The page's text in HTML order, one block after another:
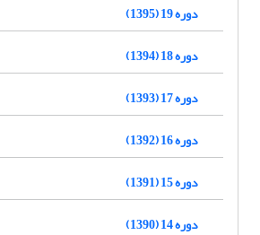
دوره 19 (1395)
دوره 18 (1394)
دوره 17 (1393)
دوره 16 (1392)
دوره 15 (1391)
دوره 14 (1390)